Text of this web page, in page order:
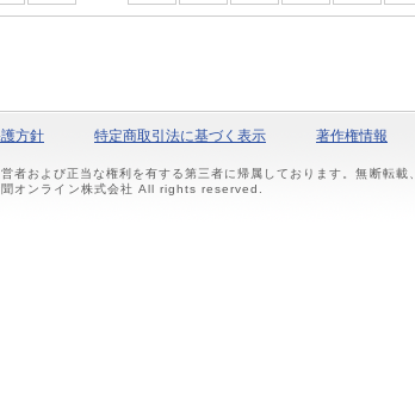
方針 特定商取引法に基づく表示 著作権情報
および正当な権利を有する第三者に帰属しております。無断転載
オンライン株式会社 All rights reserved.